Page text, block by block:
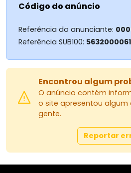
Código do anúncio
Referência do anunciante:
Referência SUB100:
Encontrou algum
O anúncio contém
o site apresentou algum
gente.
Reportar